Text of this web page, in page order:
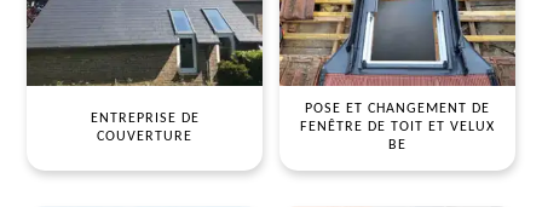
ENTREPRISE DE
COUVERTURE
POSE ET CHANGEMENT DE
FENÊTRE DE TOIT ET VELUX
BE